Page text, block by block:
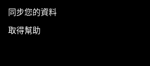
同步您的資料
取得幫助